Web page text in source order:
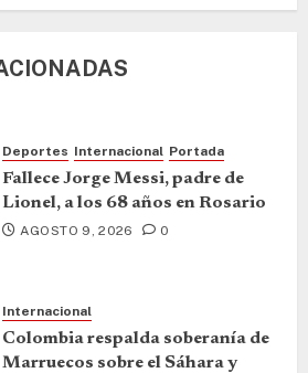
Deportes Internacional Portada
Fallece Jorge Messi, padre de
Lionel, a los 68 años en Rosario
AGOSTO 9, 2026 0
Internacional
Colombia respalda soberanía de
Marruecos sobre el Sáhara y